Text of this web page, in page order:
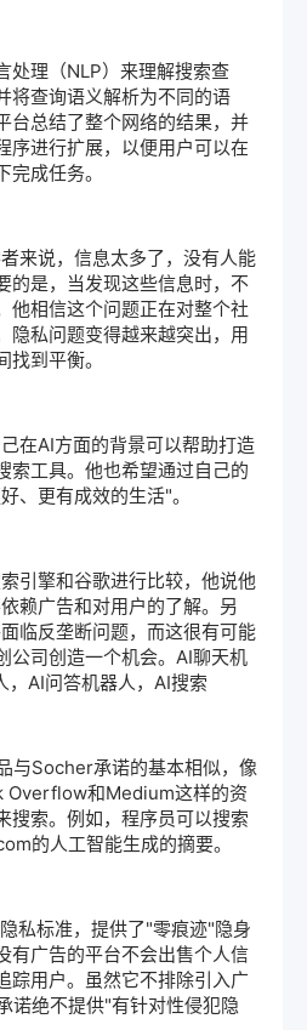
处理 （NLP）来理解搜索查
将查询语义解析为不同的语
台总结了整个网络的结果，并
序进行扩展，以便用户可以在
成任务。
来说，信息太多了，没有人能
的是，当发现这些信息时，不
他相信这个问题正在对整个社
隐私问题变得越来越突出，用
到平衡。
在AI方面的背景可以帮助打造
索工具。他也希望通过自己的
、更有成效的生活"。
引擎和谷歌进行比较，他说他
赖广告和对用户的了解。另
临反垄断问题，而这很有可能
公司创造一个机会。AI聊天机
，AI问答机器人，AI搜索
与Socher承诺的基本相似，像
Overflow和Medium这样的资
搜索。例如，程序员可以搜索
的人工智能生成的摘要。
私标准，提供了"零痕迹"隐身
有广告的平台不会出售个人信
踪用户。虽然它不排除引入广
诺绝不提供"有针对性侵犯隐